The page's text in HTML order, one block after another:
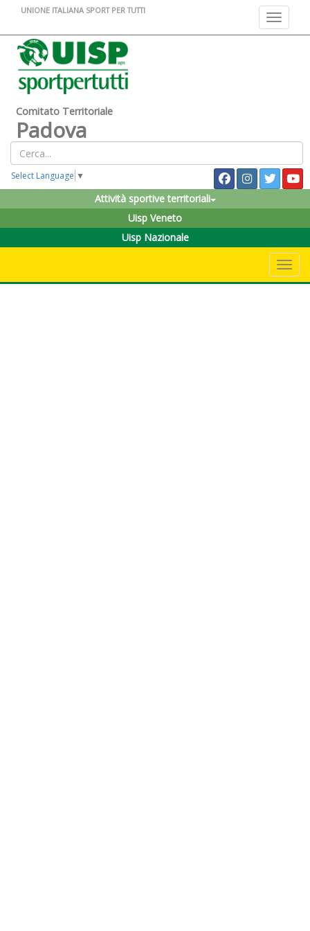
Toggle
UNIONE ITALIANA SPORT PER TUTTI
Comitato Territoriale
Padova
Select Language ▼
Attività sportive territoriali
Uisp Veneto
Uisp Nazionale